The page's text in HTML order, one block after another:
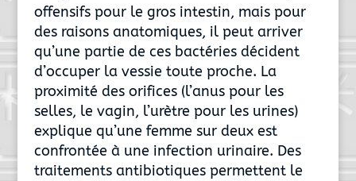
offensifs pour le gros intestin, mais pour
des raisons anatomiques, il peut arriver
qu’une partie de ces bactéries décident
d’occuper la vessie toute proche. La
proximité des orifices (l’anus pour les
selles, le vagin, l’urètre pour les urines)
explique qu’une femme sur deux est
confrontée à une infection urinaire. Des
traitements antibiotiques permettent le